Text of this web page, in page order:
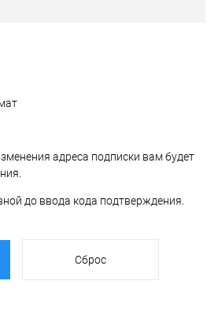
адреса подписки вам будет
до ввода кода подтверждения.